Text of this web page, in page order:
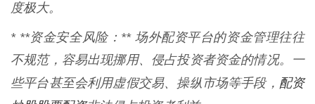
度极大。
* **资金安全风险：** 场外配资平台的资金管理往往
不规范，容易出现挪用、侵占投资者资金的情况。一
些平台甚至会利用虚假交易、操纵市场等手段， 配资